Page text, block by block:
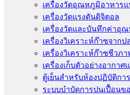
เครื่องวัดอุณหภูมิอาหาร
เครื่องวัดแรงดันดิจิตอล
เครื่องวัดและบันทึกค่าอุ
เครื่องวิเคราะห์ก๊าซจากป
เครื่องวิเคราะห์ก๊าซชีวภา
เครื่องเก็บตัวอย่างอากาศเ
ตู้เย็นสำหรับห้องปฏิบัติการ
ระบบบำบัดการปนเปื้อนข